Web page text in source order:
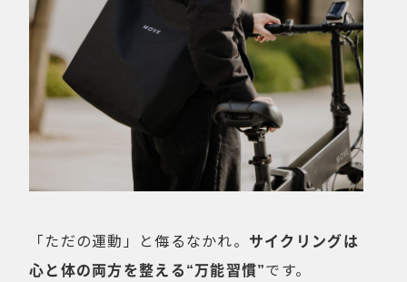
「ただの運動」と侮るなかれ。 サイクリングは
心と体の両方を整える“万能習慣”です。